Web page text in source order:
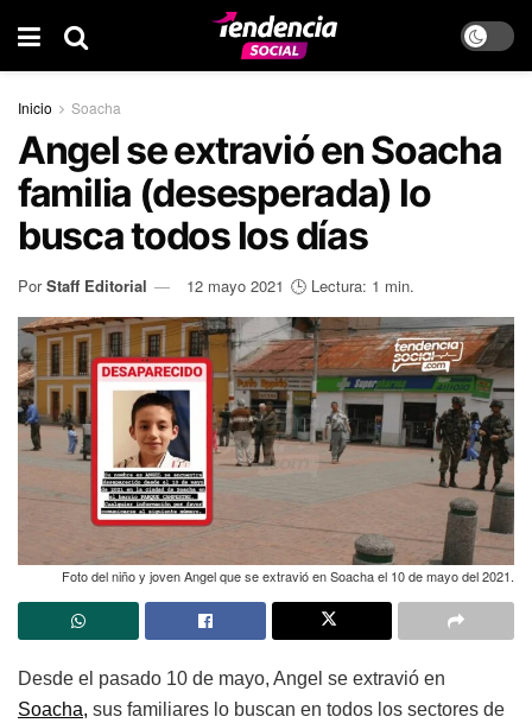
Inicio Soacha
Angel se extravió en Soacha
familia (desesperada) lo
busca todos los días
Por Staff Editorial 12 mayo 2021 🕒 Lectura: 1 min.
Foto del niño y joven Angel que se extravió en Soacha el 10 de mayo del 2021.
Desde el pasado 10 de mayo, Angel se extravió en
Soacha, sus familiares lo buscan en todos los sectores de